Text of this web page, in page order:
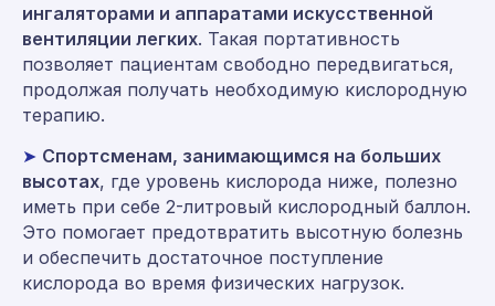
ингаляторами и аппаратами искусственной
вентиляции легких. Такая портативность
позволяет пациентам свободно передвигаться,
продолжая получать необходимую кислородную
терапию.
➤ Спортсменам, занимающимся на больших
высотах, где уровень кислорода ниже, полезно
иметь при себе 2-литровый кислородный баллон.
Это помогает предотвратить высотную болезнь
и обеспечить достаточное поступление
кислорода во время физических нагрузок.